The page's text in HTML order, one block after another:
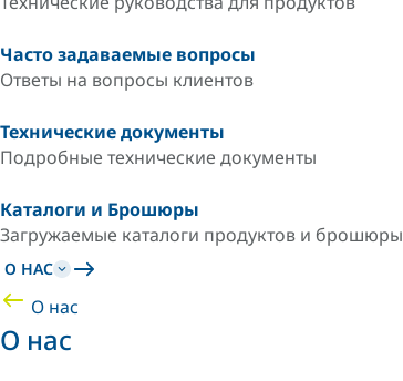
Часто задаваемые вопросы
Ответы на вопросы клиентов
Технические документы
Подробные технические документы
Каталоги и Брошюры
Загружаемые каталоги продуктов и брошюры
О НАС
О нас
О нас